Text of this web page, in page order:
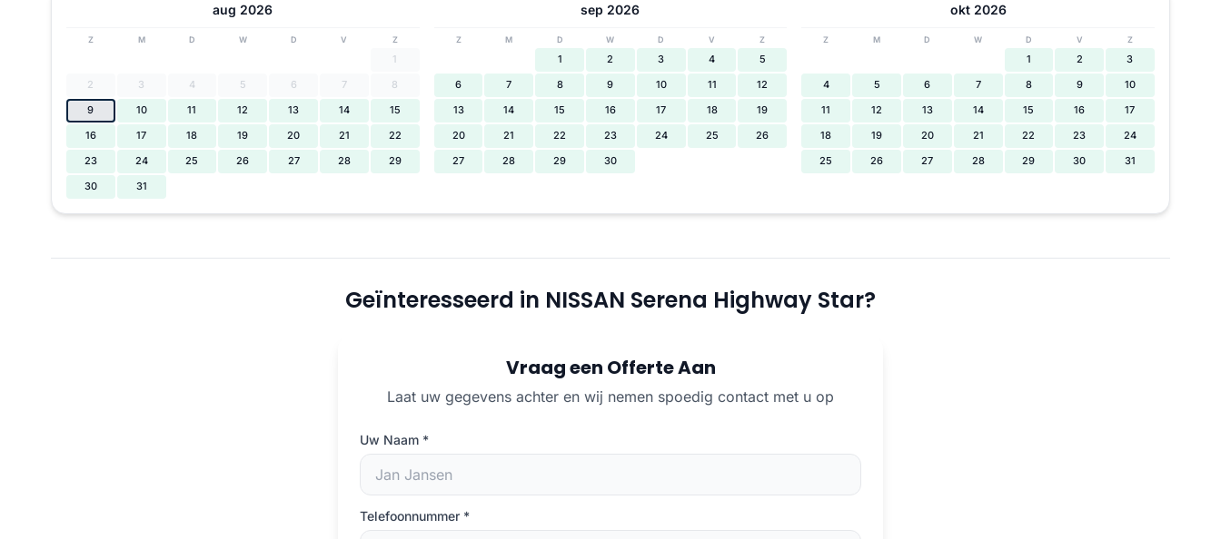
aug 2026
Z M D W D V Z
1
2
3 4 5 6 7
8
9
10 11 12 13 14
15
16
17 18 19 20 21
22
23
24 25 26 27 28
29
30
31
sep 2026
Z M D W D V Z
1 2 3 4
5
6
7 8 9 10 11
12
13
14 15 16 17 18
19
20
21 22 23 24 25
26
27
28 29 30
okt 2026
Z M D W D V Z
1 2
3
4
5 6 7 8 9
10
11
12 13 14 15 16
17
18
19 20 21 22 23
24
25
26 27 28 29 30 31
Geïnteresseerd in NISSAN Serena Highway Star?
Vraag een Offerte Aan
Laat uw gegevens achter en wij nemen spoedig contact met u op
Uw Naam *
Telefoonnummer *